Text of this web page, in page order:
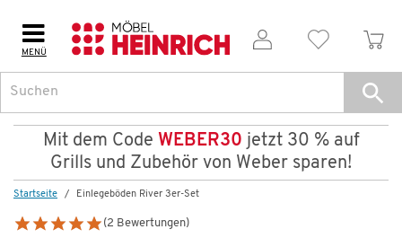
MENÜ
Mit dem Code WEBER30 jetzt 30 % auf
Grills und Zubehör von Weber sparen!
Startseite Einlegeböden River 3er-Set
(2 Bewertungen)